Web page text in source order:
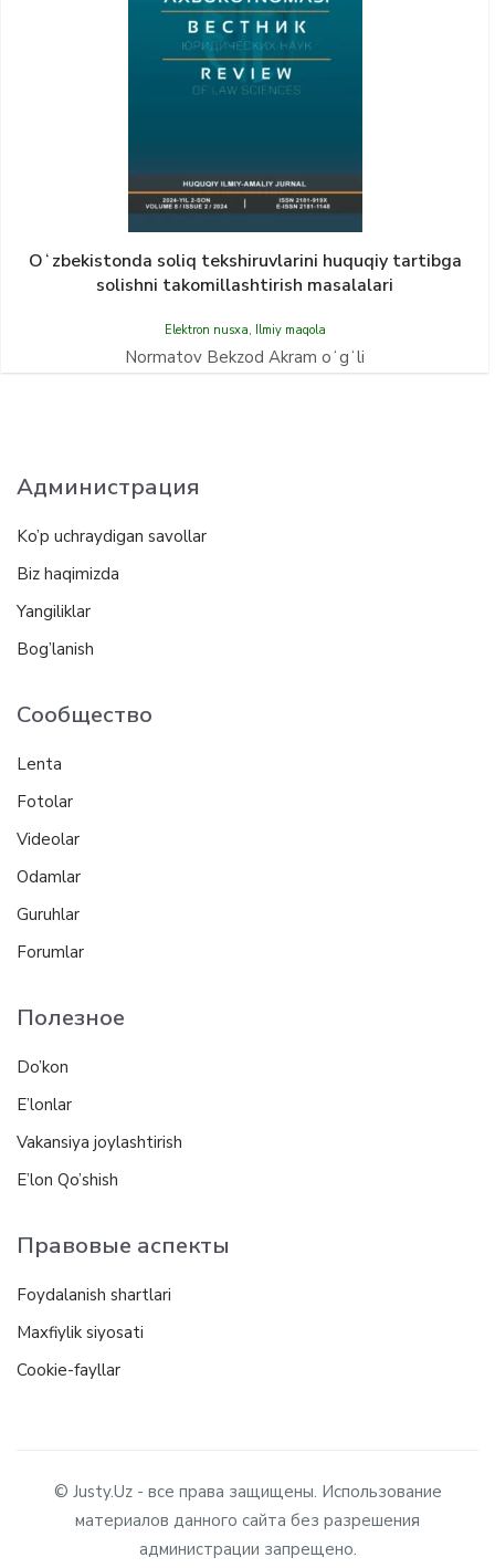
Oʻzbekistonda soliq tekshiruvlarini huquqiy tartibga
solishni takomillashtirish masalalari
Elektron nusxa, Ilmiy maqola
Normatov Bekzod Akram oʻgʻli
Администрация
Ko’p uchraydigan savollar
Biz haqimizda
Yangiliklar
Bog’lanish
Сообщество
Lenta
Fotolar
Videolar
Odamlar
Guruhlar
Forumlar
Полезное
Do’kon
E’lonlar
Vakansiya joylashtirish
E’lon Qo’shish
Правовые аспекты
Foydalanish shartlari
Maxfiylik siyosati
Cookie-fayllar
© Justy.Uz - все права защищены. Использование
материалов данного сайта без разрешения
администрации запрещено.